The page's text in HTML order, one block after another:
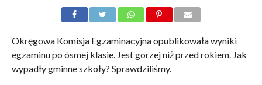
Okręgowa Komisja Egzaminacyjna opublikowała wyniki
egzaminu po ósmej klasie. Jest gorzej niż przed rokiem. Jak
wypadły gminne szkoły? Sprawdziliśmy.